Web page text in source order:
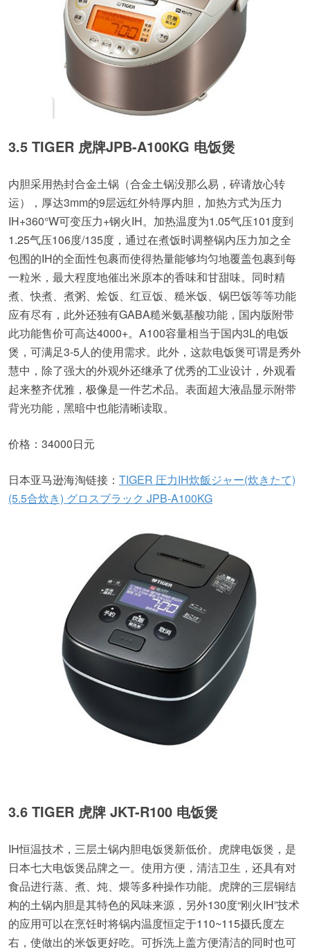
3.5 TIGER 虎牌JPB-A100KG 电饭煲
内胆采用热封合金土锅（合金土锅没那么易，碎请放心转
运），厚达3mm的9层远红外特厚内胆，加热方式为压力
IH+360°W可变压力+钢火IH。加热温度为1.05气压101度到
1.25气压106度/135度，通过在煮饭时调整锅内压力加之全
包围的IH的全面性包裹而使得热量能够均匀地覆盖包裹到每
一粒米，最大程度地催出米原本的香味和甘甜味。同时精
煮、快煮、煮粥、烩饭、红豆饭、糙米饭、锅巴饭等等功能
应有尽有，此外还独有GABA糙米氨基酸功能，国内版附带
此功能售价可高达4000+。A100容量相当于国内3L的电饭
煲，可满足3-5人的使用需求。此外，这款电饭煲可谓是秀外
慧中，除了强大的外观外还继承了优秀的工业设计，外观看
起来整齐优雅，极像是一件艺术品。表面超大液晶显示附带
背光功能，黑暗中也能清晰读取。
价格：34000日元
日本亚马逊海淘链接： TIGER 圧力IH炊飯ジャー(炊きたて)
(5.5合炊き) グロスブラック JPB-A100KG
3.6 TIGER 虎牌 JKT-R100 电饭煲
IH恒温技术，三层土锅内胆电饭煲新低价。虎牌电饭煲，是
日本七大电饭煲品牌之一。使用方便，清洁卫生，还具有对
食品进行蒸、煮、炖、煨等多种操作功能。虎牌的三层铜结
构的土锅内胆是其特色的风味来源，另外130度“刚火IH”技术
的应用可以在烹饪时将锅内温度恒定于110~115摄氏度左
右，使做出的米饭更好吃。可拆洗上盖方便清洁的同时也可